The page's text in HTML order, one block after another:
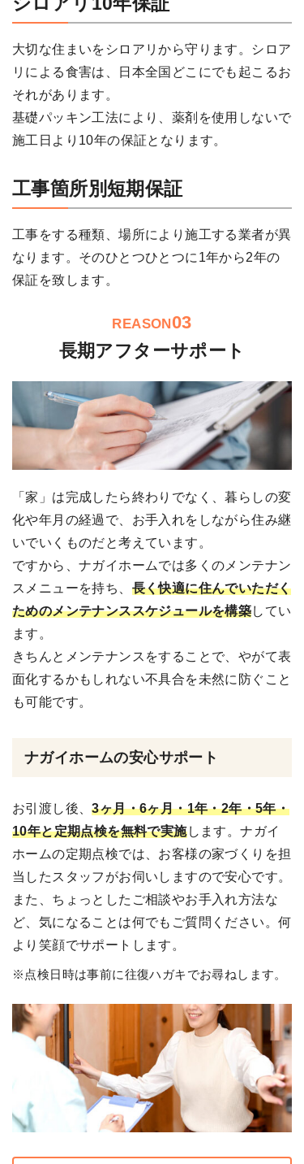
大切な住まいをシロアリから守ります。シロア
リによる食害は、日本全国どこにでも起こるお
それがあります。
基礎パッキン工法により、薬剤を使用しないで
施工日より10年の保証となります。
工事箇所別短期保証
工事をする種類、場所により施工する業者が異
なります。そのひとつひとつに1年から2年の
保証を致します。
REASON03
長期アフターサポート
「家」は完成したら終わりでなく、暮らしの変
化や年月の経過で、お手入れをしながら住み継
いでいくものだと考えています。
ですから、ナガイホームでは多くのメンテナン
スメニューを持ち、 長く快適に住んでいただく
ためのメンテナンススケジュールを構築してい
ます。
きちんとメンテナンスをすることで、やがて表
面化するかもしれない不具合を未然に防ぐこと
も可能です。
ナガイホームの安心サポート
お引渡し後、3ヶ月・6ヶ月・1年・2年・5年・
10年と定期点検を無料で実施します。ナガイ
ホームの定期点検では、お客様の家づくりを担
当したスタッフがお伺いしますので安心です。
また、ちょっとしたご相談やお手入れ方法な
ど、気になることは何でもご質問ください。何
より笑顔でサポートします。
※点検日時は事前に往復ハガキでお尋ねします。